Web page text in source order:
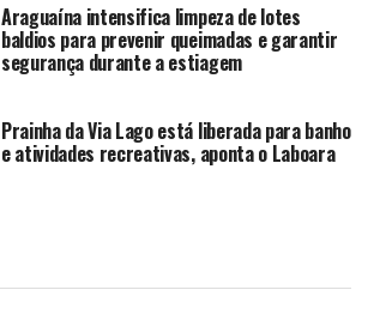
Araguaína intensifica limpeza de lotes
baldios para prevenir queimadas e garantir
segurança durante a estiagem
Prainha da Via Lago está liberada para banho
e atividades recreativas, aponta o Laboara